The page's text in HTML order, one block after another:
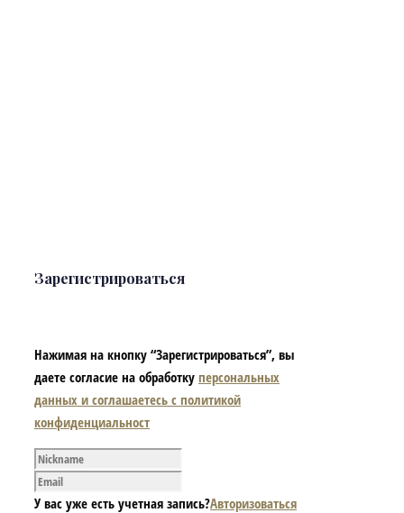
Зарегистрироваться
Нажимая на кнопку “Зарегистрироваться”, вы
даете согласие на обработку персональных
данных и соглашаетесь с политикой
конфиденциальност
У вас уже есть учетная запись?Авторизоваться